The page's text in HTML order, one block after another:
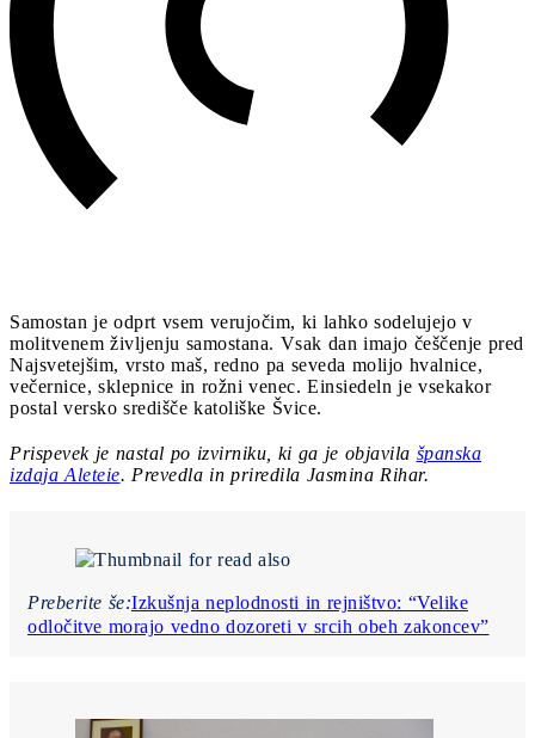
Samostan je odprt vsem verujočim, ki lahko sodelujejo v
molitvenem življenju samostana. Vsak dan imajo češčenje pred
Najsvetejšim, vrsto maš, redno pa seveda molijo hvalnice,
večernice, sklepnice in rožni venec. Einsiedeln je vsekakor
postal versko središče katoliške Švice.
Prispevek je nastal po izvirniku, ki ga je objavila španska
izdaja Aleteie. Prevedla in priredila Jasmina Rihar.
Preberite še:Izkušnja neplodnosti in rejništvo: “Velike
odločitve morajo vedno dozoreti v srcih obeh zakoncev”